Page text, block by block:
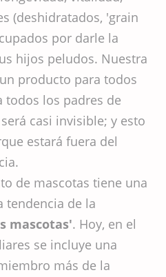
(deshidratados, 'grain
por darle la
hijos peludos. Nuestra
producto para todos
todos los padres de
casi invisible; y esto
estará fuera del
de mascotas tiene una
tendencia de la
mascotas'. Hoy, en el
se incluye una
más de la